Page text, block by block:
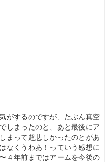
がするのですが、たぶん真空
しまったのと、あと最後にア
まって超悲しかったのとがあ
なくうわあ！っていう感想に
４年前まではアームを今後の